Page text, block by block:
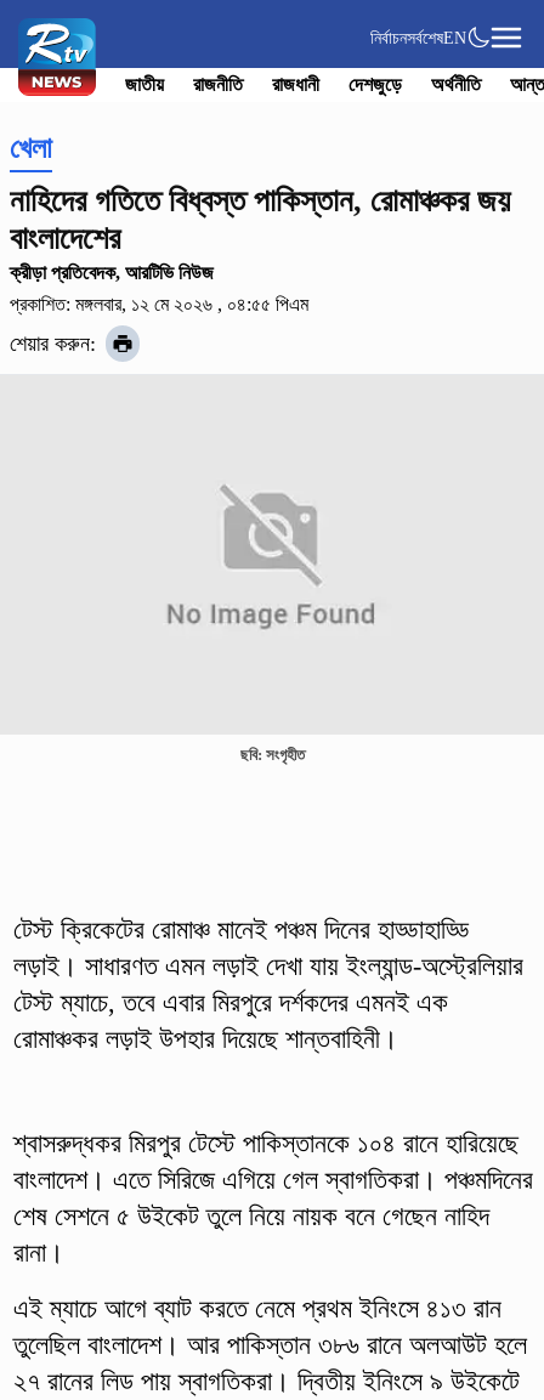
নির্বাচনসর্বশেষEN
জাতীয় রাজনীতি রাজধানী দেশজুড়ে অর্থনীতি
খেলা
নাহিদের গতিতে বিধ্বস্ত পাকিস্তান, রোমাঞ্চকর জয়
বাংলাদেশের
ক্রীড়া প্রতিবেদক, আরটিভি নিউজ
প্রকাশিত: মঙ্গলবার, ১২ মে ২০২৬ , ০৪:৫৫ পিএম
শেয়ার করুন:
ছবি: সংগৃহীত
টেস্ট ক্রিকেটের রোমাঞ্চ মানেই পঞ্চম দিনের হাড্ডাহাড্ডি
লড়াই। সাধারণত এমন লড়াই দেখা যায় ইংল্যান্ড-অস্ট্রেলিয়ার
টেস্ট ম্যাচে, তবে এবার মিরপুরে দর্শকদের এমনই এক
রোমাঞ্চকর লড়াই উপহার দিয়েছে শান্তবাহিনী।
শ্বাসরুদ্ধকর মিরপুর টেস্টে পাকিস্তানকে ১০৪ রানে হারিয়েছে
বাংলাদেশ। এতে সিরিজে এগিয়ে গেল স্বাগতিকরা। পঞ্চমদিনের
শেষ সেশনে ৫ উইকেট তুলে নিয়ে নায়ক বনে গেছেন নাহিদ
রানা।
এই ম্যাচে আগে ব্যাট করতে নেমে প্রথম ইনিংসে ৪১৩ রান
তুলেছিল বাংলাদেশ। আর পাকিস্তান ৩৮৬ রানে অলআউট হলে
২৭ রানের লিড পায় স্বাগতিকরা। দ্বিতীয় ইনিংসে ৯ উইকেটে